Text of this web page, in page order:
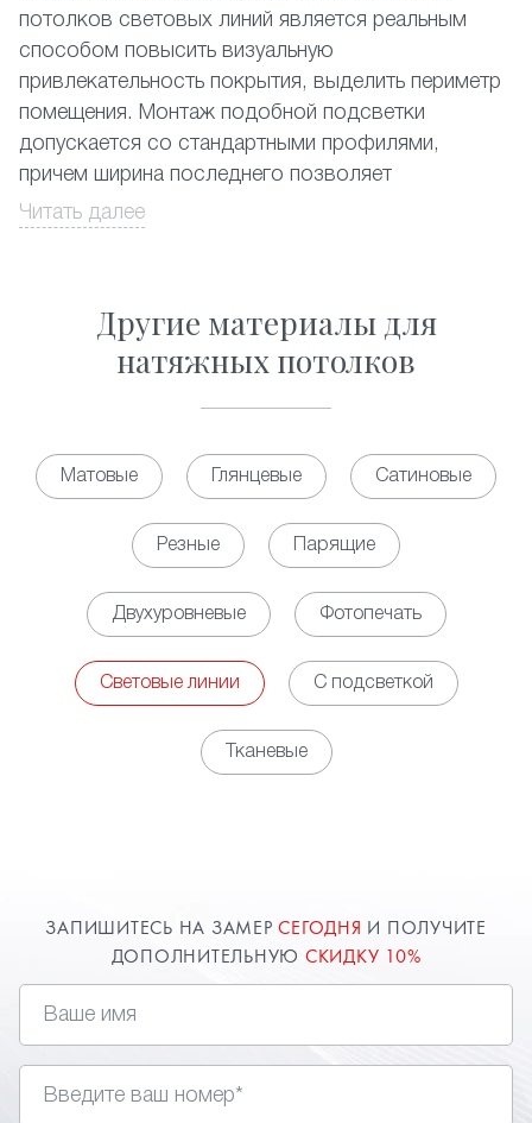
потолков световых линий является реальным
способом повысить визуальную
привлекательность покрытия, выделить периметр
помещения. Монтаж подобной подсветки
допускается со стандартными профилями,
причем ширина последнего позволяет
устанавливать даже наиболее мощные
Натяжные потолки со световыми линиями,
почему да?
Выбор в пользу световых линий обусловлен
светодиодных линий позволяет обеспечить
равномерное, мягкое свечение по всей площади
помещения, выступая полноценной заменой для
освещения на основе установки точечных
контроллера появляется возможность управлять
от потребности.
• Декоративная функция. Наличие световых линий
на потолке обеспечивает оригинальный облик
пространству, но при этом необходимо заранее
Возможны комбинации нескольких вариантов или
изменение цветовой палитры от команд с пульта
управления. Главное правильно подобрать стиль,
так как подсветка не подходит для классических
интерьеров.
в интерьере световых линий позволяет визуально
Читать далее
Другие материалы для
натяжных потолков
Матовые Глянцевые Сатиновые
Резные Парящие
Двухуровневые Фотопечать
Световые линии С подсветкой
Тканевые
ЗАПИШИТЕСЬ НА ЗАМЕРСЕГОДНЯ И ПОЛУЧИТЕ
ДОПОЛНИТЕЛЬНУЮ СКИДКУ 10%